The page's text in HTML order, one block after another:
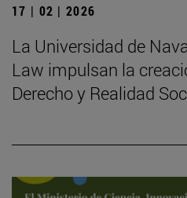
17 | 02 | 2026
La Universidad de
Law impulsan la
Derecho y Realidad